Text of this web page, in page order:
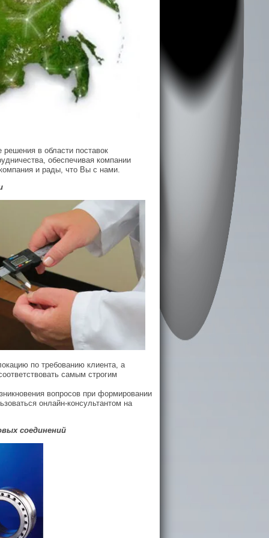
в области поставок
обеспечивая компании
и рады, что Вы с нами.
по требованию клиента, а
самым строгим
вопросов при формировании
онлайн-консультантом на
соединений